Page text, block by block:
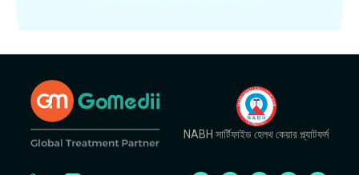
NABH সার্টিফাইড হেলথ কেয়ার প্ল্যাটফর্ম